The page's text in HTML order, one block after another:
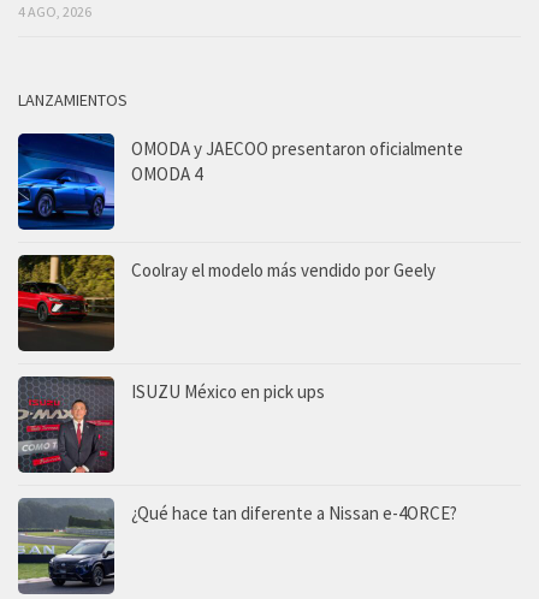
4 AGO, 2026
LANZAMIENTOS
OMODA y JAECOO presentaron oficialmente
OMODA 4
Coolray el modelo más vendido por Geely
ISUZU México en pick ups
¿Qué hace tan diferente a Nissan e-4ORCE?